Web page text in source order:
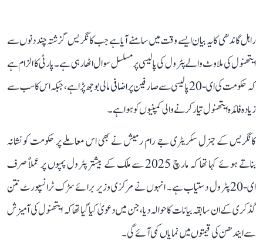
راہل گاندھی کا یہ بیان ایسے وقت میں سامنے آیا ہے جب کانگریس گزشتہ چند دنوں سے
ایتھنول کی ملاوٹ والے پٹرول کی پالیسی پر مسلسل سوال اٹھا رہی ہے۔ پارٹی کا الزام ہے
کہ حکومت کی ای-20 پالیسی سے صارفین پر اضافی مالی بوجھ پڑا ہے، جبکہ اس کا سب سے
زیادہ فائدہ ایتھنول تیار کرنے والی کمپنیوں کو ہوا ہے۔
کانگریس کے جنرل سکریٹری جے رام رمیش نے بھی اس معاملے پر حکومت کو نشانہ
بناتے ہوئے کہا تھا کہ مارچ 2025 سے ملک کے بیشتر پٹرول پمپوں پر عملاً صرف
ای-20 پٹرول دستیاب ہے۔ انہوں نے مرکزی وزیر برائے سڑک ٹرانسپورٹ نتن
گڈکری کے ان سابقہ بیانات کا حوالہ دیا، جن میں دعویٰ کیا گیا تھا کہ ایتھنول کی آمیزش
سے ایندھن کی قیمتوں میں نمایاں کمی آئے گی۔